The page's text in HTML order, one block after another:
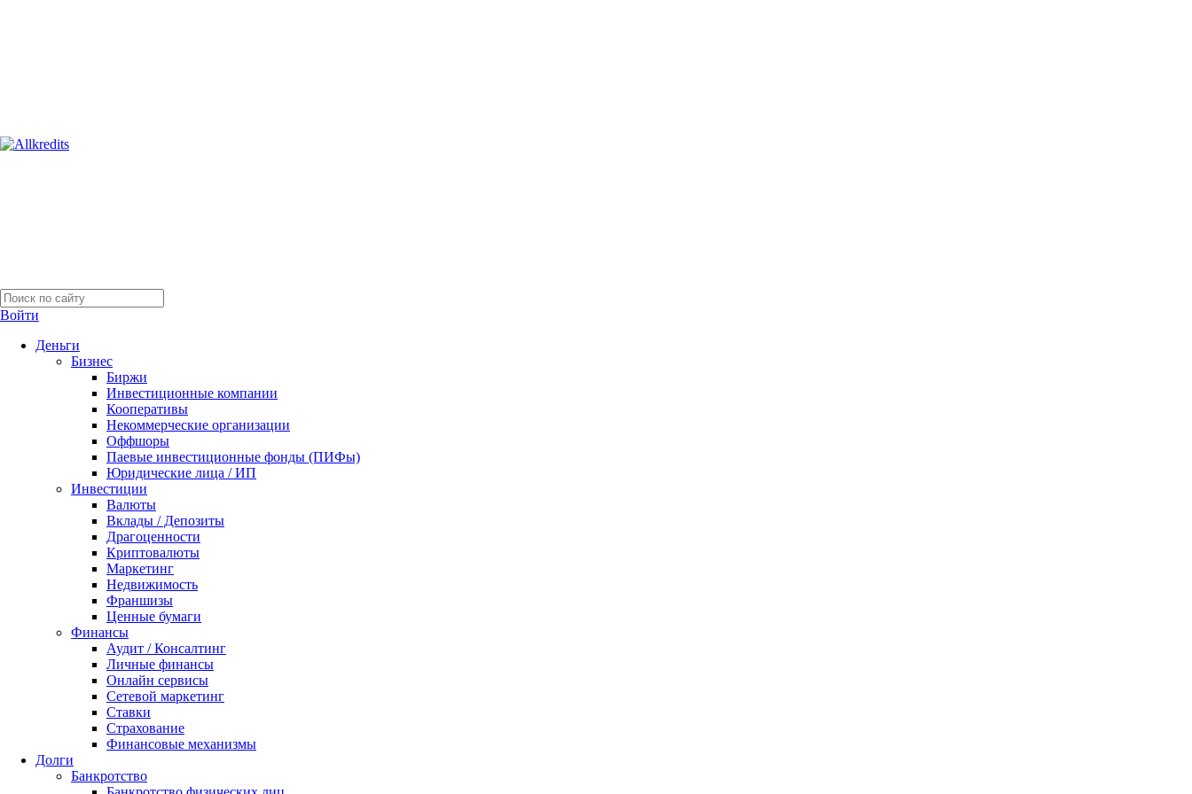
Войти
Деньги
Бизнес
Биржи
Инвестиционные компании
Кооперативы
Некоммерческие организации
Оффшоры
Паевые инвестиционные фонды (ПИФы)
Юридические лица / ИП
Инвестиции
Валюты
Вклады / Депозиты
Драгоценности
Криптовалюты
Маркетинг
Недвижимость
Франшизы
Ценные бумаги
Финансы
Аудит / Консалтинг
Личные финансы
Онлайн сервисы
Сетевой маркетинг
Ставки
Страхование
Финансовые механизмы
Долги
Банкротство